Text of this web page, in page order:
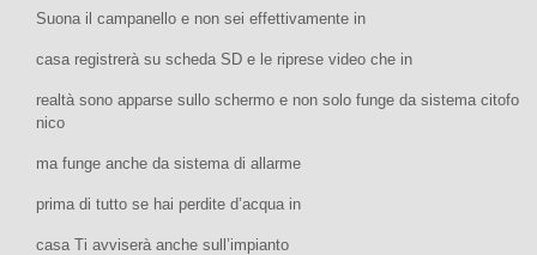
Suona il campanello e non sei effettivamente in
casa registrerà su scheda SD e le riprese video che in
realtà sono apparse sullo schermo e non solo funge da sistema citofo
nico
ma funge anche da sistema di allarme
prima di tutto se hai perdite d’acqua in
casa Ti avviserà anche sull’impianto